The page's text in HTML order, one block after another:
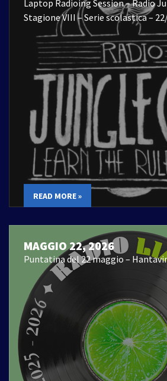
Laptop Radioing Session – Radio
Stagione VIII – Serie scolastica –
READ MORE »
MAGGIO 22, 2026
Puntatina del 22 maggio –